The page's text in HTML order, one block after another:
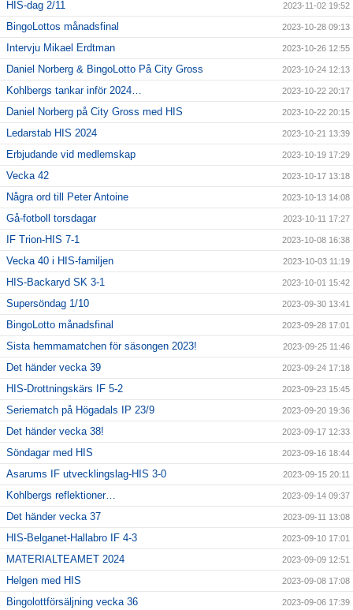
HIS-dag 2/11 2023-11-02 19:52
BingoLottos månadsfinal 2023-10-28 09:13
Intervju Mikael Erdtman 2023-10-26 12:55
Daniel Norberg & BingoLotto På City Gross 2023-10-24 12:13
Kohlbergs tankar inför 2024… 2023-10-22 20:17
Daniel Norberg på City Gross med HIS 2023-10-22 20:15
Ledarstab HIS 2024 2023-10-21 13:39
Erbjudande vid medlemskap 2023-10-19 17:29
Vecka 42 2023-10-17 13:18
Några ord till Peter Antoine 2023-10-13 14:08
Gå-fotboll torsdagar 2023-10-11 17:27
IF Trion-HIS 7-1 2023-10-08 16:38
Vecka 40 i HIS-familjen 2023-10-03 11:19
HIS-Backaryd SK 3-1 2023-10-01 15:42
Supersöndag 1/10 2023-09-30 13:41
BingoLotto månadsfinal 2023-09-28 17:01
Sista hemmamatchen för säsongen 2023! 2023-09-25 11:46
Det händer vecka 39 2023-09-24 17:18
HIS-Drottningskärs IF 5-2 2023-09-23 15:45
Seriematch på Högadals IP 23/9 2023-09-20 19:36
Det händer vecka 38! 2023-09-17 12:33
Söndagar med HIS 2023-09-16 18:44
Asarums IF utvecklingslag-HIS 3-0 2023-09-15 20:11
Kohlbergs reflektioner… 2023-09-14 09:37
Det händer vecka 37 2023-09-11 13:08
HIS-Belganet-Hallabro IF 4-3 2023-09-10 17:01
MATERIALTEAMET 2024 2023-09-09 12:51
Helgen med HIS 2023-09-08 17:08
Bingolottförsäljning vecka 36 2023-09-06 17:39